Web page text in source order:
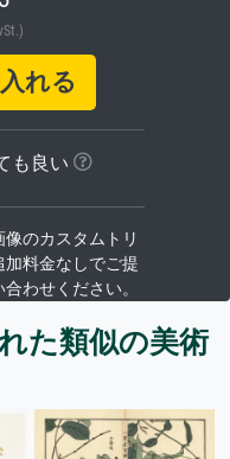
れる
も良い
のカスタムトリ
加料金なしでご提
わせください。
た類似の美術